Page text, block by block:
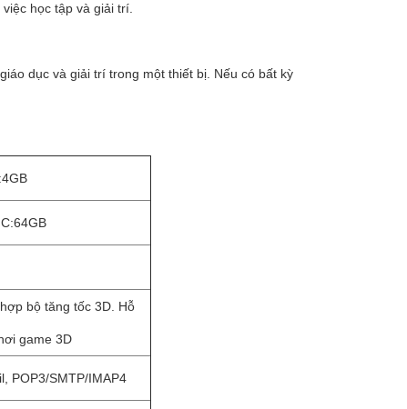
học tập và giải trí.
dục và giải trí trong một thiết bị. Nếu có bất kỳ
:4GB
bộ tăng tốc 3D. Hỗ
game 3D
POP3/SMTP/IMAP4